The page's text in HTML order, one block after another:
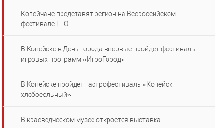
Копейчане представят регион на Всероссийском
фестивале ГТО
В Копейске в День города впервые пройдет фестиваль
игровых программ «ИгроГород»
В Копейске пройдет гастрофестиваль «Копейск
хлебосольный»
В краеведческом музее откроется выставка